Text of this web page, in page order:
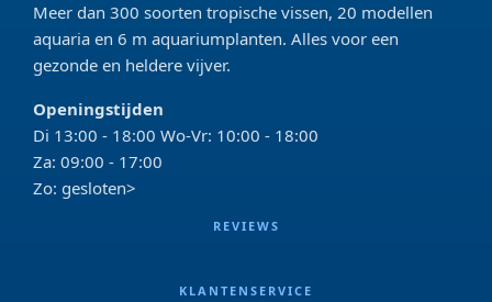
Meer dan 300 soorten tropische vissen, 20 modellen
aquaria en 6 m aquariumplanten. Alles voor een
gezonde en heldere vijver.
Openingstijden
Di 13:00 - 18:00 Wo-Vr: 10:00 - 18:00
Za: 09:00 - 17:00
Zo: gesloten>
REVIEWS
KLANTENSERVICE